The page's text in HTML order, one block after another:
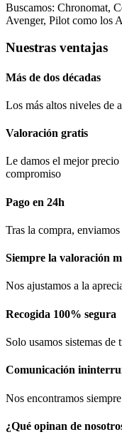
Buscamos: Chronomat,
Avenger, Pilot como los
Nuestras ventajas
Más de dos décadas
Los más altos niveles de
Valoración gratis
Le damos el mejor
compromiso
Pago en 24h
Tras la compra,
Siempre la valoración
Nos ajustamos a la
Recogida 100% segura​
Solo usamos sistemas de
Comunicación​
Nos encontramos
¿Qué opinan de